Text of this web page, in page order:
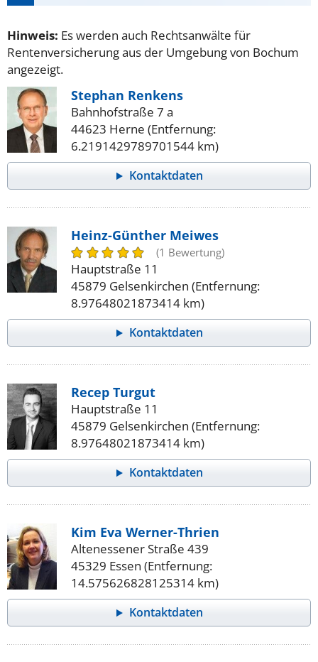
Hinweis: Es werden auch Rechtsanwälte für
Rentenversicherung aus der Umgebung von Bochum
angezeigt.
Stephan Renkens
Bahnhofstraße 7 a
44623 Herne (Entfernung:
6.2191429789701544 km)
Kontaktdaten
Heinz-Günther Meiwes
(1 Bewertung)
Hauptstraße 11
45879 Gelsenkirchen (Entfernung:
8.97648021873414 km)
Kontaktdaten
Recep Turgut
Hauptstraße 11
45879 Gelsenkirchen (Entfernung:
8.97648021873414 km)
Kontaktdaten
Kim Eva Werner-Thrien
Altenessener Straße 439
45329 Essen (Entfernung:
14.575626828125314 km)
Kontaktdaten